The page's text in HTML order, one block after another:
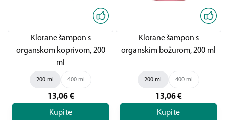
Klorane šampon s
organskom koprivom, 200
ml
200 ml 400 ml
13,06 €
Kupite
Klorane šampon s
organskim božurom, 200 ml
200 ml 400 ml
13,06 €
Kupite